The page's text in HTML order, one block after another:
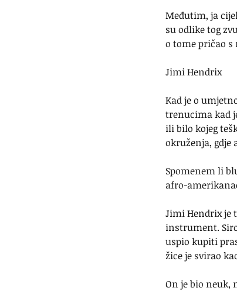
Međutim, ja
su odlike tog
o tome pričao
Jimi Hendrix
Kad je o
trenucima kad
ili bilo kojeg
okruženja, gdje
Spomenem li
afro-
Jimi Hendrix je
instrument.
uspio kupiti
žice je svirao
On je bio neuk,